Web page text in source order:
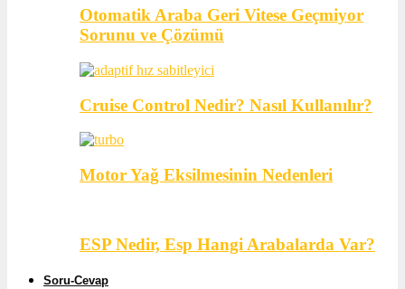
Otomatik Araba Geri Vitese Geçmiyor
Sorunu ve Çözümü
Cruise Control Nedir? Nasıl Kullanılır?
Motor Yağ Eksilmesinin Nedenleri
ESP Nedir, Esp Hangi Arabalarda Var?
Soru-Cevap